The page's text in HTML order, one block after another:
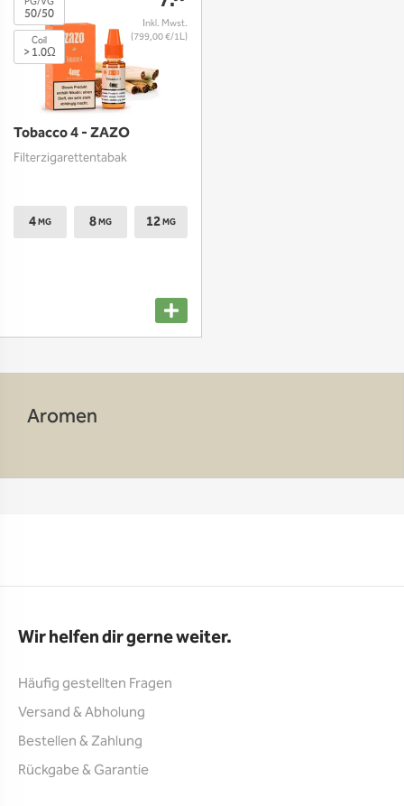
(799,00 €/1L)
50/50
Coil
> 1.0Ω
Tobacco 4 - ZAZO
Filterzigarettentabak
4MG 8MG 12MG
Aromen
Wir helfen dir gerne weiter.
Häufig gestellten Fragen
Versand & Abholung
Bestellen & Zahlung
Rückgabe & Garantie